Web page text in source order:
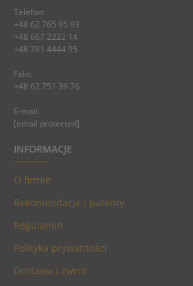
Telefon:
+48 62 765 95 93
+48 667 2222 14
+48 781 4444 95
Faks:
+48 62 751 39 76
E-mail:
[email protected]
INFORMACJE
O firmie
Rekomendacje i patenty
Regulamin
Polityka prywatności
Dostawa i zwrot